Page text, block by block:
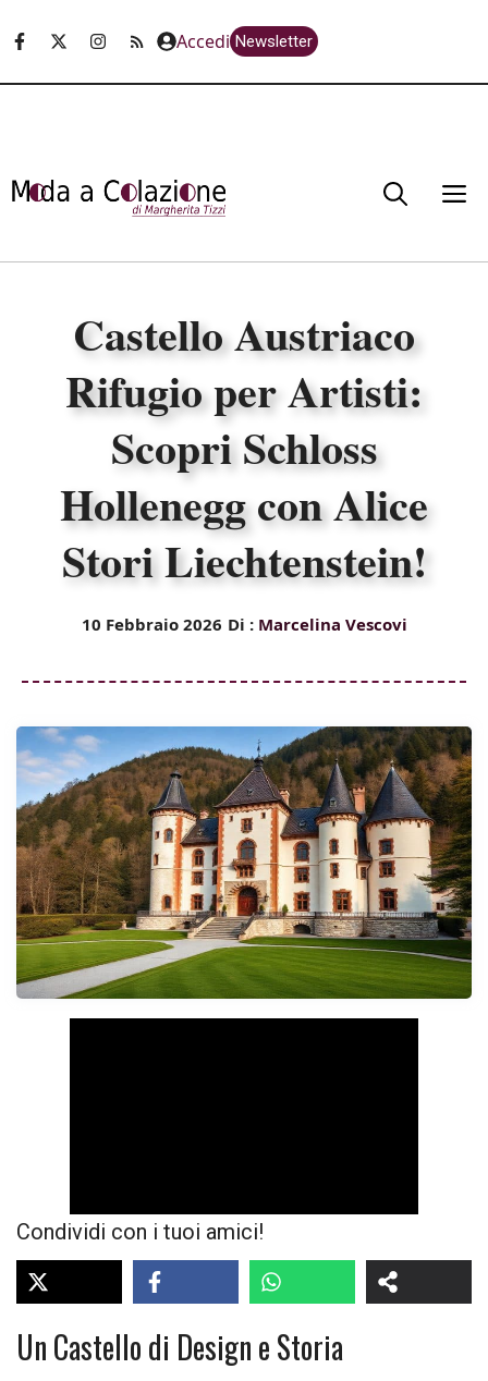
Accedi Newsletter
Castello Austriaco
Rifugio per Artisti:
Scopri Schloss
Hollenegg con Alice
Stori Liechtenstein!
10 Febbraio 2026 Di : Marcelina Vescovi
Condividi con i tuoi amici!
Un Castello di Design e Storia